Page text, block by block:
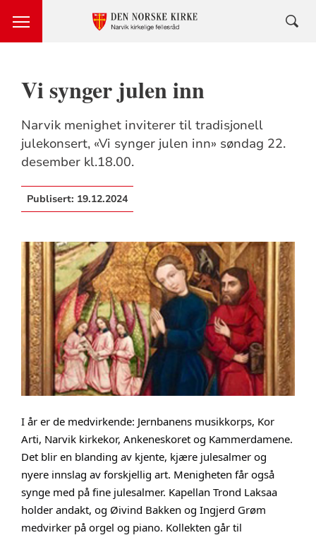
Vi synger julen inn
Narvik menighet inviterer til tradisjonell
julekonsert, «Vi synger julen inn» søndag 22.
desember kl.18.00.
Publisert: 19.12.2024
I år er de medvirkende: Jernbanens musikkorps, Kor
Arti, Narvik kirkekor, Ankeneskoret og Kammerdamene.
Det blir en blanding av kjente, kjære julesalmer og
nyere innslag av forskjellig art. Menigheten får også
synge med på fine julesalmer. Kapellan Trond Laksaa
holder andakt, og Øivind Bakken og Ingjerd Grøm
medvirker på orgel og piano. Kollekten går til